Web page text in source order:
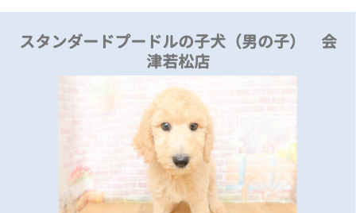
スタンダードプードルの子犬（男の子） 会
津若松店